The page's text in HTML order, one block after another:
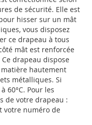
de sécurité. Elle est
hisser sur un mât
vous disposez
ce drapeau à tous
mât est renforcée
drapeau dispose
hautement
métalliques. Si
60°C. Pour les
de votre drapeau :
votre numéro de